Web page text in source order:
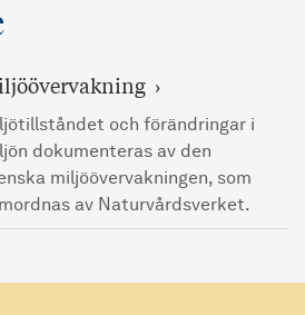
och förändringar i
dokumenteras av den
miljöövervakningen, som
av Naturvårdsverket.